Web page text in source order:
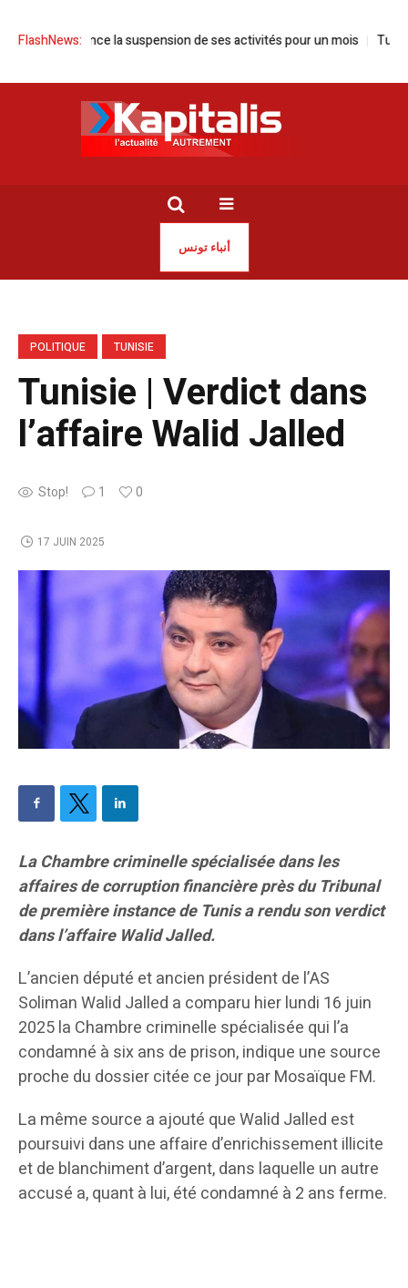
FlashNews:
annonce la suspension de ses activités pour un mois Tunisie |
أنباء تونس
POLITIQUE TUNISIE
Tunisie | Verdict dans
l’affaire Walid Jalled
Stop! 1 0
17 JUIN 2025
La Chambre criminelle spécialisée dans les
affaires de corruption financière près du Tribunal
de première instance de Tunis a rendu son verdict
dans l’affaire Walid Jalled.
L’ancien député et ancien président de l’AS
Soliman Walid Jalled a comparu hier lundi 16 juin
2025 la Chambre criminelle spécialisée qui l’a
condamné à six ans de prison, indique une source
proche du dossier citée ce jour par Mosaïque FM.
La même source a ajouté que Walid Jalled est
poursuivi dans une affaire d’enrichissement illicite
et de blanchiment d’argent, dans laquelle un autre
accusé a, quant à lui, été condamné à 2 ans ferme.